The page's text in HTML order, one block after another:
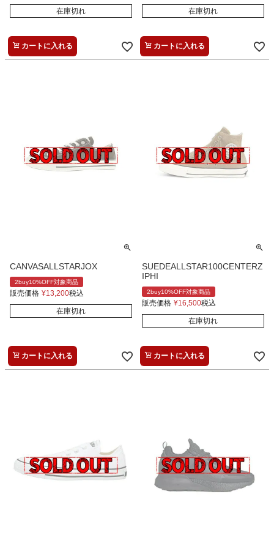
在庫切れ
カートに入れる
在庫切れ
カートに入れる
CANVASALLSTARJOX
2buy10%OFF対象商品
販売価格 ¥13,200税込
在庫切れ
カートに入れる
SUEDEALLSTAR100CENTERZ
IPHI
2buy10%OFF対象商品
販売価格 ¥16,500税込
在庫切れ
カートに入れる